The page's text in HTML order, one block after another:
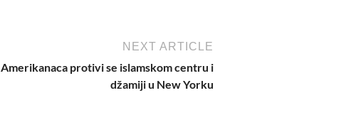
NEXT ARTICLE
protivi se islamskom centru i
džamiji u New Yorku